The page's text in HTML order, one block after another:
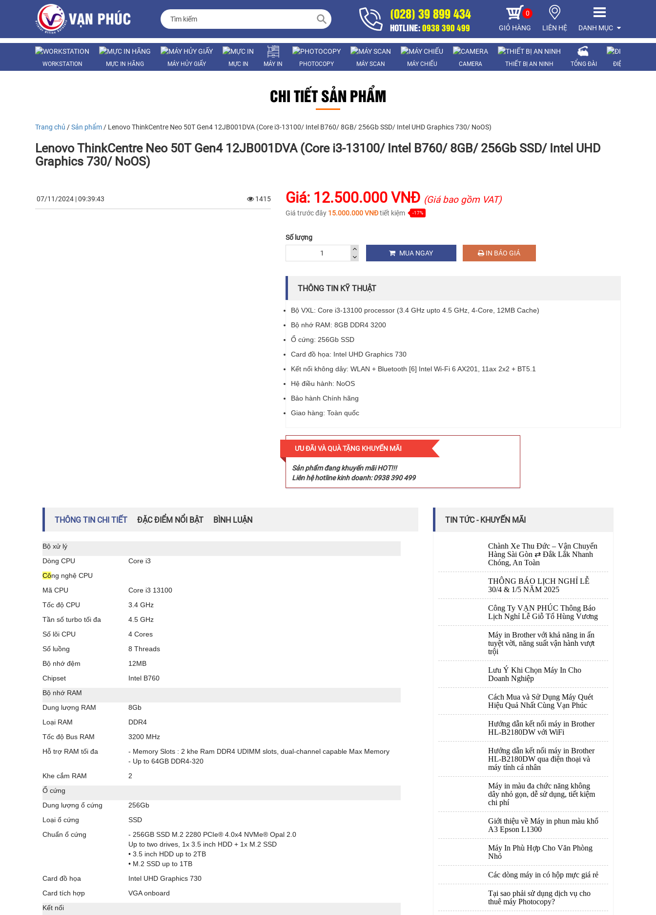
(028) 39 899 434
HOTLINE:0938 390 499
0
GIỎ HÀNG
LIÊN HỆ DANH MỤC
WORKSTATION MỰC IN HÃNG MÁY HỦY GIẤY MỰC IN MÁY IN PHOTOCOPY MÁY SCAN MÁY CHIẾU CAMERA THIẾT BỊ AN NINH TỔNG ĐÀI ĐIỆN THOẠI
CHI TIẾT SẢN PHẨM
Trang chủ /Sản phẩm / Lenovo ThinkCentre Neo 50T Gen4 12JB001DVA (Core i3-13100/ Intel B760/ 8GB/ 256Gb SSD/ Intel UHD Graphics 730/ NoOS)
Lenovo ThinkCentre Neo 50T Gen4 12JB001DVA (Core i3-13100/ Intel B760/ 8GB/ 256Gb SSD/ Intel UHD
Graphics 730/ NoOS)
07/11/2024 | 09:39:43 1415 Giá: 12.500.000 VNĐ (Giá bao gồm VAT)
Giá trước đây 15.000.000 VNĐtiết kiệm -17%
Số lượng
MUA NGAY
IN BÁO GIÁ
THÔNG TIN KỸ THUẬT
Bộ VXL: Core i3-13100 processor (3.4 GHz upto 4.5 GHz, 4-Core, 12MB Cache)
Bộ nhớ RAM: 8GB DDR4 3200
Ổ cứng: 256Gb SSD
Card đồ họa: Intel UHD Graphics 730
Kết nối không dây: WLAN + Bluetooth [6] Intel Wi-Fi 6 AX201, 11ax 2x2 + BT5.1
Hệ điều hành: NoOS
Bảo hành Chính hãng
Giao hàng: Toàn quốc
ƯU ĐÃI VÀ QUÀ TẶNG KHUYẾN MÃI
Sản phẩm đang khuyến mãi HOT!!!
Liên hệ hotline kinh doanh: 0938 390 499
THÔNG TIN CHI TIẾT ĐẶC ĐIỂM NỔI BẬT BÌNH LUẬN
Bộ xử lý
Dòng CPU
Core i3
Công nghệ CPU
Mã CPU
Core i3 13100
Tốc độ CPU
3.4 GHz
Tần số turbo tối đa
4.5 GHz
Số lõi CPU
4 Cores
Số luồng
8 Threads
Bộ nhớ đệm
12MB
Chipset
Intel B760
Bộ nhớ RAM
Dung lượng RAM
8Gb
Loại RAM
DDR4
Tốc độ Bus RAM
3200 MHz
Hỗ trợ RAM tối đa
- Memory Slots : 2 khe Ram DDR4 UDIMM slots, dual-channel capable Max Memory
- Up to 64GB DDR4-320
Khe cắm RAM
2
Ổ cứng
Dung lượng ổ cứng
256Gb
Loại ổ cứng
SSD
Chuẩn ổ cứng
- 256GB SSD M.2 2280 PCIe® 4.0x4 NVMe® Opal 2.0
Up to two drives, 1x 3.5 inch HDD + 1x M.2 SSD
• 3.5 inch HDD up to 2TB
• M.2 SSD up to 1TB
Card đồ họa
Intel UHD Graphics 730
Card tích hợp
VGA onboard
Kết nối
TIN TỨC - KHUYẾN MÃI
Chành Xe Thu Đức – Vận Chuyển
Hàng Sài Gòn ⇄ Đắk Lắk Nhanh
Chóng, An Toàn
THÔNG BÁO LỊCH NGHỈ LỄ
30/4 & 1/5 NĂM 2025
Công Ty VẠN PHÚC Thông Báo
Lịch Nghỉ Lễ Giỗ Tổ Hùng Vương
Máy in Brother với khả năng in ấn
tuyệt vời, năng suất vận hành vượt
trội
Lưu Ý Khi Chọn Máy In Cho
Doanh Nghiệp
Cách Mua và Sử Dụng Máy Quét
Hiệu Quả Nhất Cùng Vạn Phúc
Hướng dẫn kết nối máy in Brother
HL-B2180DW với WiFi
Hướng dẫn kết nối máy in Brother
HL-B2180DW qua điện thoại và
máy tính cá nhân
Máy in màu đa chức năng không
dây nhỏ gọn, dễ sử dụng, tiết kiệm
chi phí
Giới thiệu về Máy in phun màu khổ
A3 Epson L1300
Máy In Phù Hợp Cho Văn Phòng
Nhỏ
Các dòng máy in có hộp mực giá rẻ
Tại sao phải sử dụng dịch vụ cho
thuê máy Photocopy?